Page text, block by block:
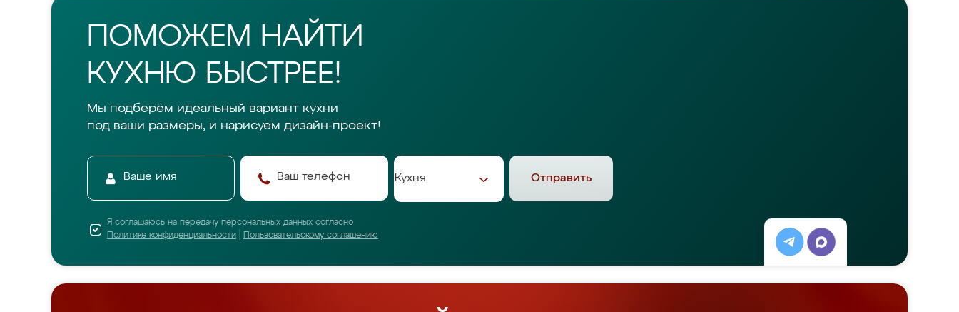
ПОМОЖЕМ НАЙТИ
КУХНЮ БЫСТРЕЕ!
Мы подберём идеальный вариант кухни
под ваши размеры, и нарисуем дизайн-проект!
Отправить
Я соглашаюсь на передачу персональных данных согласно
Политике конфиденциальности
Пользовательскому соглашению